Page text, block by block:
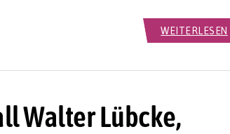
WEITERLESEN
Walter Lübcke,